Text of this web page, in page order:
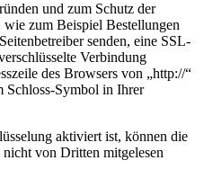
und zum Schutz der
zum Beispiel Bestellungen
senden, eine SSL-
Verbindung
des Browsers von „http://“
Schloss-Symbol in Ihrer
aktiviert ist, können die
von Dritten mitgelesen